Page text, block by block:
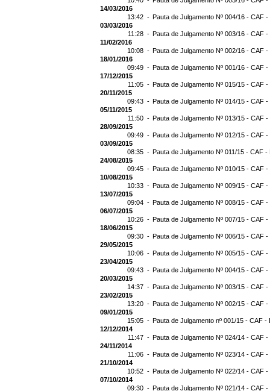
14/03/2016
13:42 - Pauta de Julgamento Nº 004/16 - CAF
03/03/2016
11:28 - Pauta de Julgamento Nº 003/16 - CAF
11/02/2016
10:08 - Pauta de Julgamento Nº 002/16 - CAF
18/01/2016
09:49 - Pauta de Julgamento Nº 001/16 - CAF
17/12/2015
11:05 - Pauta de Julgamento Nº 015/15 - CAF
20/11/2015
09:43 - Pauta de Julgamento Nº 014/15 - CAF -
05/11/2015
11:50 - Pauta de Julgamento Nº 013/15 - CAF -
28/09/2015
09:49 - Pauta de Julgamento Nº 012/15 - CAF
03/09/2015
08:35 - Pauta de Julgamento Nº 011/15 - CAF -
24/08/2015
09:45 - Pauta de Julgamento Nº 010/15 - CAF
10/08/2015
10:33 - Pauta de Julgamento Nº 009/15 - CAF
13/07/2015
09:04 - Pauta de Julgamento Nº 008/15 - CAF
06/07/2015
10:26 - Pauta de Julgamento Nº 007/15 - CAF
18/06/2015
09:30 - Pauta de Julgamento Nº 006/15 - CAF
29/05/2015
10:06 - Pauta de Julgamento Nº 005/15 - CAF
23/04/2015
09:43 - Pauta de Julgamento Nº 004/15 - CAF
20/03/2015
14:37 - Pauta de Julgamento Nº 003/15 - CAF
23/02/2015
13:20 - Pauta de Julgamento Nº 002/15 - CAF
09/01/2015
15:05 - Pauta de Julgamento nº 001/15 - CAF -
12/12/2014
11:47 - Pauta de Julgamento Nº 024/14 - CAF
24/11/2014
11:06 - Pauta de Julgamento Nº 023/14 - CAF -
21/10/2014
10:52 - Pauta de Julgamento Nº 022/14 - CAF
07/10/2014
09:30 - Pauta de Julgamento Nº 021/14 - CAF